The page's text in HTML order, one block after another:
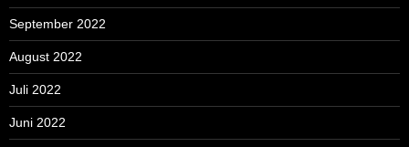
September 2022
August 2022
Juli 2022
Juni 2022